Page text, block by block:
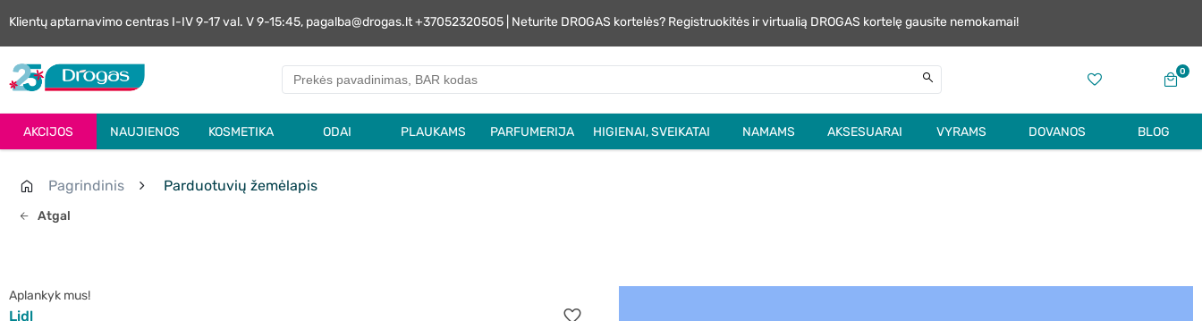
Klientų aptarnavimo centras I-IV 9-17 val. V 9-15:45, pagalba@drogas.lt +37052320505 | Neturite DROGAS kortelės? Registruokitės ir virtualią DROGAS kortelę gausite nemokamai!
0
AKCIJOS NAUJIENOS KOSMETIKA ODAI PLAUKAMS PARFUMERIJA HIGIENAI, SVEIKATAI NAMAMS AKSESUARAI VYRAMS DOVANOS BLOG
Atgal
Pagrindinis Parduotuvių žemėlapis
Aplankyk mus!
Lidl